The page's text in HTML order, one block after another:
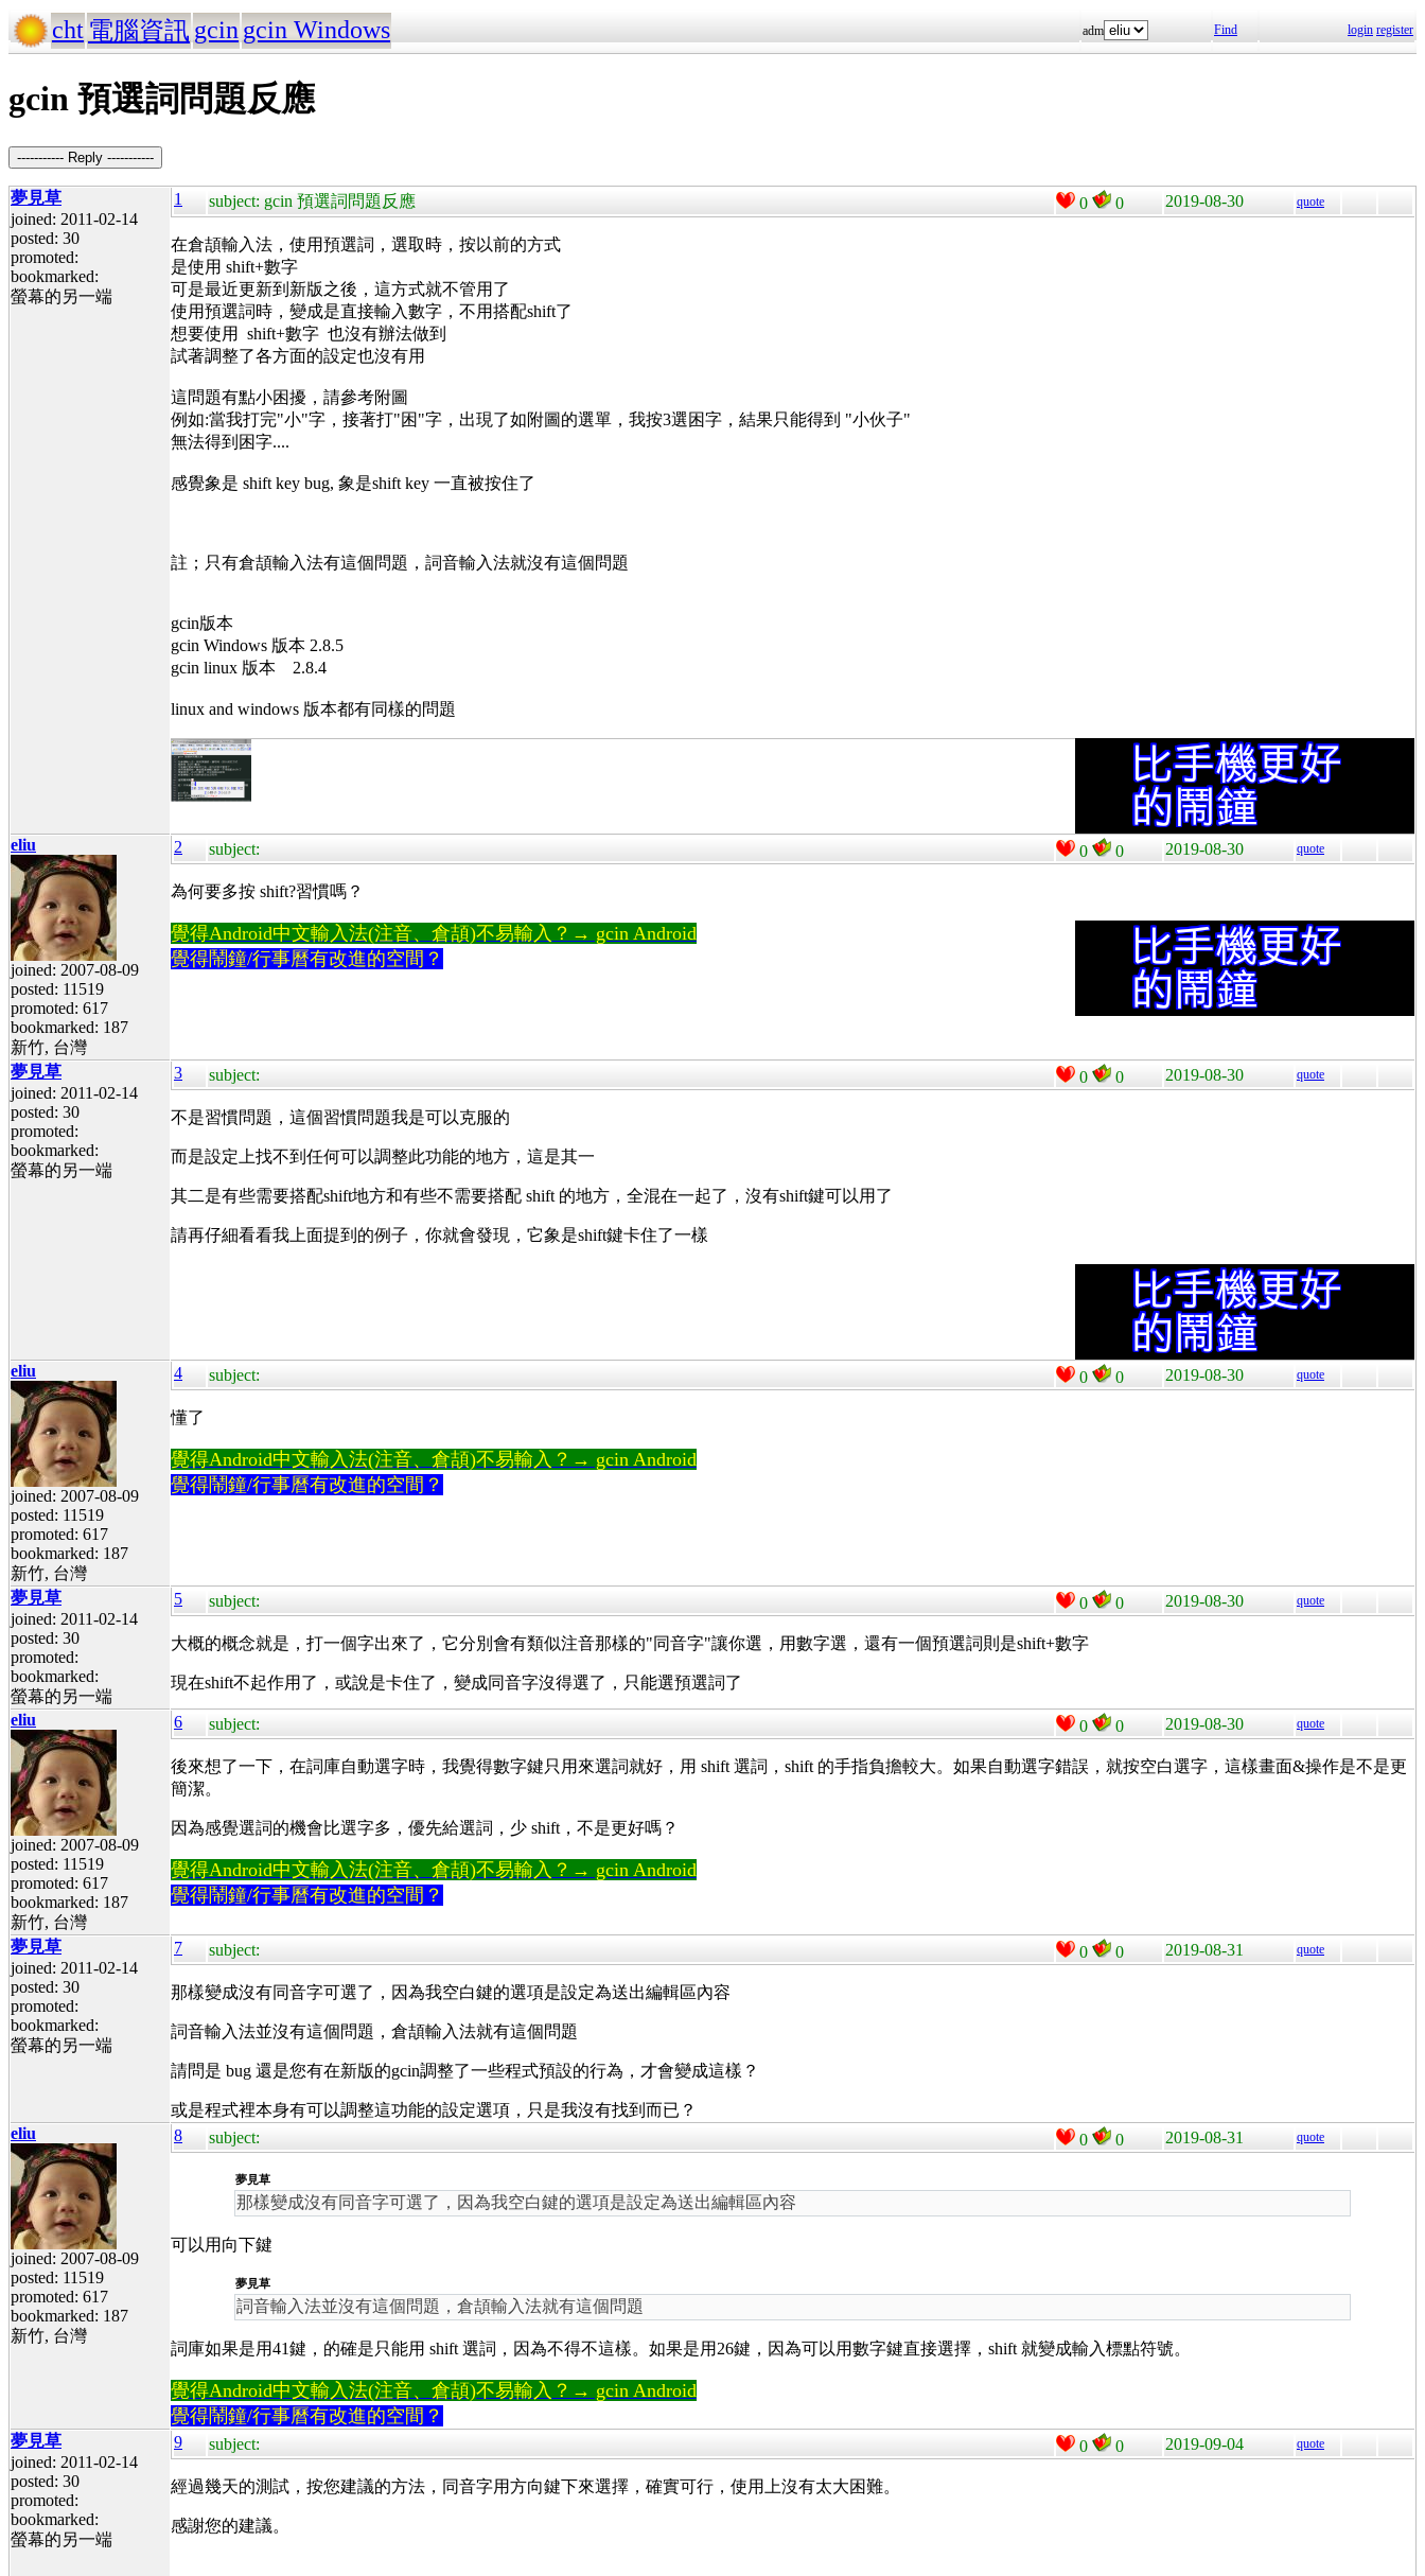
cht 電腦資訊 gcin gcin Windows adm Find login register
gcin 預選詞問題反應
----------- Reply -----------
夢見草
joined: 2011-02-14
posted: 30
promoted:
bookmarked:
螢幕的另一端
1 subject: gcin 預選詞問題反應 0 0 2019-08-30 quote
在倉頡輸入法，使用預選詞，選取時，按以前的方式
是使用 shift+數字
可是最近更新到新版之後，這方式就不管用了
使用預選詞時，變成是直接輸入數字，不用搭配shift了
想要使用 shift+數字 也沒有辦法做到
試著調整了各方面的設定也沒有用
這問題有點小困擾，請參考附圖
例如:當我打完"小"字，接著打"困"字，出現了如附圖的選單，我按3選困字，結果只能得到 "小伙子"
無法得到困字....
感覺象是 shift key bug, 象是shift key 一直被按住了
註；只有倉頡輸入法有這個問題，詞音輸入法就沒有這個問題
gcin版本
gcin Windows 版本 2.8.5
gcin linux 版本 2.8.4
linux and windows 版本都有同樣的問題
eliu
joined: 2007-08-09
posted: 11519
promoted: 617
bookmarked: 187
新竹, 台灣
2 subject: 0 0 2019-08-30 quote
為何要多按 shift?習慣嗎？
覺得Android中文輸入法(注音、倉頡)不易輸入？→ gcin Android
覺得鬧鐘/行事曆有改進的空間？
夢見草
joined: 2011-02-14
posted: 30
promoted:
bookmarked:
螢幕的另一端
3 subject: 0 0 2019-08-30 quote
不是習慣問題，這個習慣問題我是可以克服的
而是設定上找不到任何可以調整此功能的地方，這是其一
其二是有些需要搭配shift地方和有些不需要搭配 shift 的地方，全混在一起了，沒有shift鍵可以用了
請再仔細看看我上面提到的例子，你就會發現，它象是shift鍵卡住了一樣
eliu
joined: 2007-08-09
posted: 11519
promoted: 617
bookmarked: 187
新竹, 台灣
4 subject: 0 0 2019-08-30 quote
懂了
覺得Android中文輸入法(注音、倉頡)不易輸入？→ gcin Android
覺得鬧鐘/行事曆有改進的空間？
夢見草
joined: 2011-02-14
posted: 30
promoted:
bookmarked:
螢幕的另一端
5 subject: 0 0 2019-08-30 quote
大概的概念就是，打一個字出來了，它分別會有類似注音那樣的"同音字"讓你選，用數字選，還有一個預選詞則是shift+數字
現在shift不起作用了，或說是卡住了，變成同音字沒得選了，只能選預選詞了
eliu
joined: 2007-08-09
posted: 11519
promoted: 617
bookmarked: 187
新竹, 台灣
6 subject: 0 0 2019-08-30 quote
後來想了一下，在詞庫自動選字時，我覺得數字鍵只用來選詞就好，用 shift 選詞，shift 的手指負擔較大。如果自動選字錯誤，就按空白選字，這樣畫面&操作是不是更
簡潔。
因為感覺選詞的機會比選字多，優先給選詞，少 shift，不是更好嗎？
覺得Android中文輸入法(注音、倉頡)不易輸入？→ gcin Android
覺得鬧鐘/行事曆有改進的空間？
夢見草
joined: 2011-02-14
posted: 30
promoted:
bookmarked:
螢幕的另一端
7 subject: 0 0 2019-08-31 quote
那樣變成沒有同音字可選了，因為我空白鍵的選項是設定為送出編輯區內容
詞音輸入法並沒有這個問題，倉頡輸入法就有這個問題
請問是 bug 還是您有在新版的gcin調整了一些程式預設的行為，才會變成這樣？
或是程式裡本身有可以調整這功能的設定選項，只是我沒有找到而已？
eliu
joined: 2007-08-09
posted: 11519
promoted: 617
bookmarked: 187
新竹, 台灣
8 subject: 0 0 2019-08-31 quote
夢見草
那樣變成沒有同音字可選了，因為我空白鍵的選項是設定為送出編輯區內容
可以用向下鍵
夢見草
詞音輸入法並沒有這個問題，倉頡輸入法就有這個問題
詞庫如果是用41鍵，的確是只能用 shift 選詞，因為不得不這樣。如果是用26鍵，因為可以用數字鍵直接選擇，shift 就變成輸入標點符號。
覺得Android中文輸入法(注音、倉頡)不易輸入？→ gcin Android
覺得鬧鐘/行事曆有改進的空間？
夢見草
joined: 2011-02-14
posted: 30
promoted:
bookmarked:
螢幕的另一端
9 subject: 0 0 2019-09-04 quote
經過幾天的測試，按您建議的方法，同音字用方向鍵下來選擇，確實可行，使用上沒有太大困難。
感謝您的建議。